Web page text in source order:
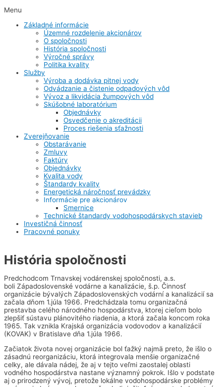
Menu
Základné informácie
Územné rozdelenie akcionárov
O spoločnosti
História spoločnosti
Výročné správy
Politika kvality
Služby
Výroba a dodávka pitnej vody
Odvádzanie a čistenie odpadových vôd
Vývoz a likvidácia žumpových vôd
Skúšobné laboratórium
Objednávky
Osvedčenie o akreditácii
Proces riešenia sťažnosti
Zverejňovanie
Obstarávanie
Zmluvy
Faktúry
Objednávky
Kvalita vody
Štandardy kvality
Energetická náročnosť prevádzky
Informácie pre akcionárov
Smernice
Technické štandardy vodohospodárskych stavieb
Investičná činnosť
Pracovné ponuky
História spoločnosti
Predchodcom Trnavskej vodárenskej spoločnosti, a.s.
boli Západoslovenské vodárne a kanalizácie, š.p. Činnosť
organizácie bývalých Západoslovenských vodární a kanalizácií sa
začala dňom 1.júla 1966. Predchádzala tomu organizačná
prestavba celého národného hospodárstva, ktorej cieľom bolo
zlepšiť sústavu plánovitého riadenia, a ktorá začala koncom roka
1965. Tak vznikla Krajská organizácia vodovodov a kanalizácií
(KOVAK) v Bratislave dňa 1.júla 1966.
Začiatok života novej organizácie bol ťažký najmä preto, že išlo o
zásadnú reorganizáciu, ktorá integrovala menšie organizačné
celky, ale dávala nádej, že aj v tejto veľmi zaostalej oblasti
vodného hospodárstva nastane významný pokrok. Išlo v podstate
aj o prirodzený vývoj, pretože lokálne vodohospodárske problémy